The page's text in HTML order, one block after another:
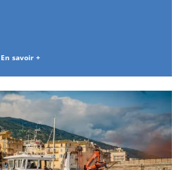
En savoir +